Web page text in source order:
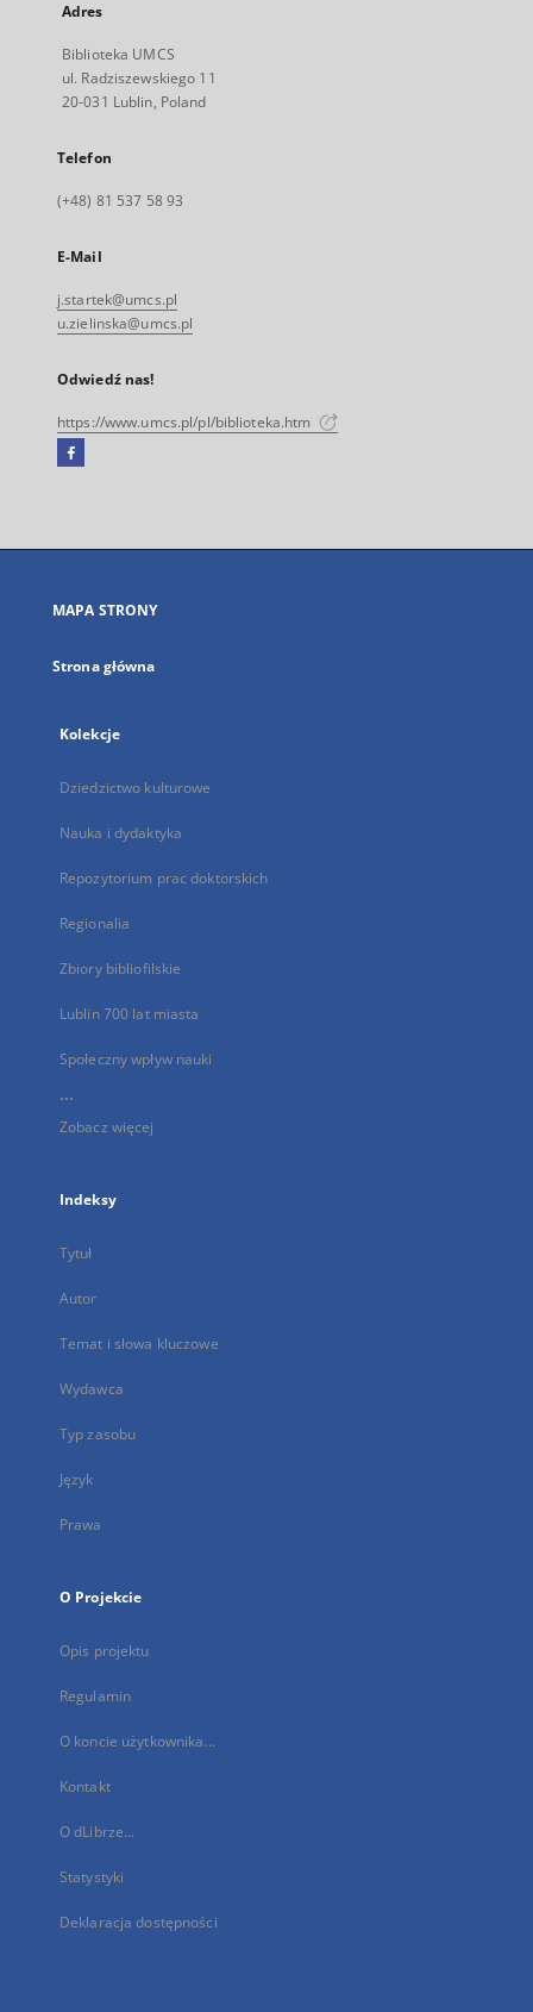
Adres
Biblioteka UMCS
ul. Radziszewskiego 11
20-031 Lublin, Poland
Telefon
(+48) 81 537 58 93
E-Mail
j.startek@umcs.pl
u.zielinska@umcs.pl
Odwiedź nas!
https://www.umcs.pl/pl/biblioteka.htm
Facebook
się
karcie
MAPA STRONY
Strona główna
Kolekcje
Dziedzictwo kulturowe
Nauka i dydaktyka
Repozytorium prac doktorskich
Regionalia
Zbiory bibliofilskie
Lublin 700 lat miasta
Społeczny wpływ nauki
...
Zobacz więcej
Indeksy
Tytuł
Autor
Temat i słowa kluczowe
Wydawca
Typ zasobu
Język
Prawa
O Projekcie
Opis projektu
Regulamin
O koncie użytkownika...
Kontakt
O dLibrze...
Statystyki
Deklaracja dostępności